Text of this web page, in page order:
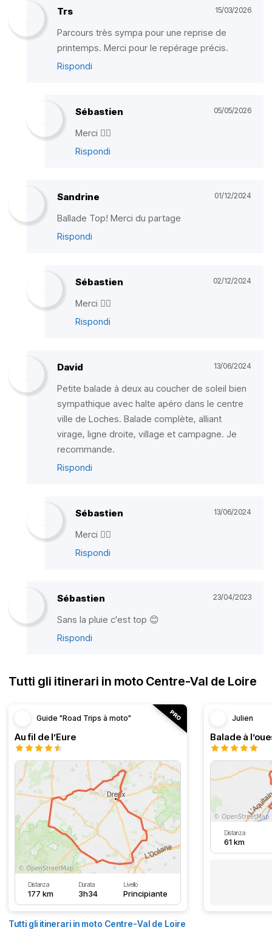
Trs 15/03/2026
Parcours très sympa pour une reprise de
printemps. Merci pour le repérage précis.
Rispondi
Sébastien 05/05/2026
Merci ✌🏼
Rispondi
Sandrine 01/12/2024
Ballade Top! Merci du partage
Rispondi
Sébastien 02/12/2024
Merci ✌🏼
Rispondi
David 13/06/2024
Petite balade à deux au coucher de soleil bien
sympathique avec halte apéro dans le centre
ville de Loches. Balade complète, alliant
virage, ligne droite, village et campagne. Je
recommande.
Rispondi
Sébastien 13/06/2024
Merci ✌🏼
Rispondi
Sébastien 23/04/2023
Sans la pluie c'est top 😊
Rispondi
Tutti gli itinerari in moto Centre-Val de Loire
Guide "Road Trips à moto"
Au fil de l’Eure
Distanza
177 km
Durata
3h34
Livello
Principiante
Julien
Balade à
Distanza
61 km
Tutti gli itinerari in moto Centre-Val de Loire